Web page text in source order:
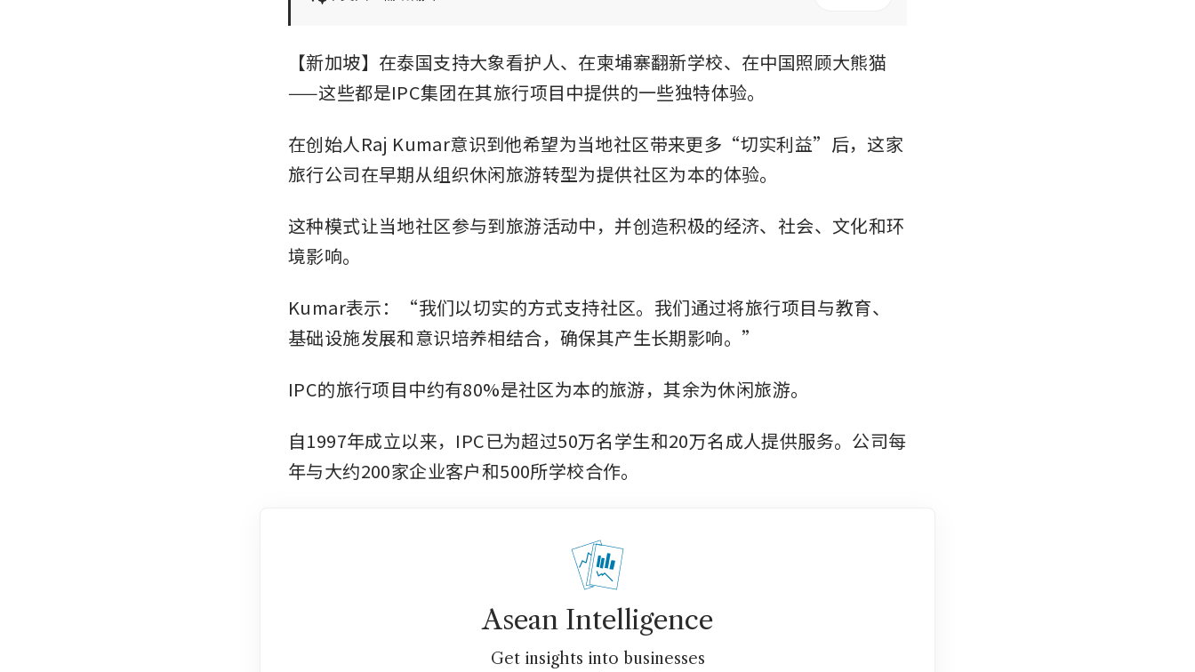
【新加坡】在泰国支持大象看护人、在柬埔寨翻新学校、在中国照顾大熊猫
——这些都是IPC集团在其旅行项目中提供的一些独特体验。
在创始人Raj Kumar意识到他希望为当地社区带来更多“切实利益”后，这家
旅行公司在早期从组织休闲旅游转型为提供社区为本的体验。
这种模式让当地社区参与到旅游活动中，并创造积极的经济、社会、文化和环
境影响。
Kumar表示：“我们以切实的方式支持社区。我们通过将旅行项目与教育、
基础设施发展和意识培养相结合，确保其产生长期影响。”
IPC的旅行项目中约有80%是社区为本的旅游，其余为休闲旅游。
自1997年成立以来，IPC已为超过50万名学生和20万名成人提供服务。公司每
年与大约200家企业客户和500所学校合作。
Asean Intelligence
Get insights into businesses